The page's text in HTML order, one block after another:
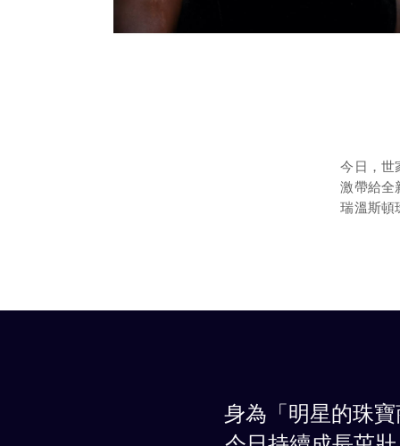
今日，世
激帶給全
瑞溫斯頓
身為「明星的珠